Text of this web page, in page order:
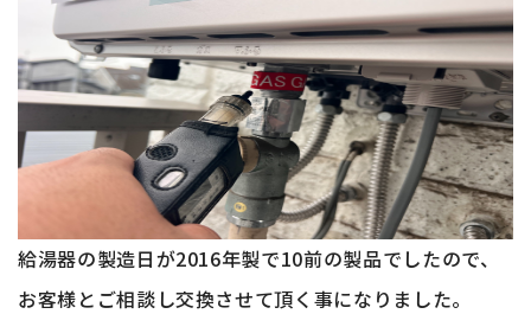
給湯器の製造日が2016年製で10前の製品で したので、
お客様とご相談し交換させて頂く事になりました。